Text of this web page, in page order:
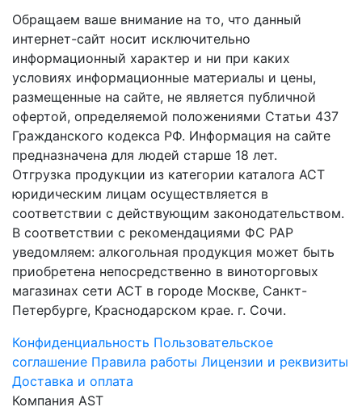
Обращаем ваше внимание на то, что данный
интернет-сайт носит исключительно
информационный характер и ни при каких
условиях информационные материалы и цены,
размещенные на сайте, не является публичной
офертой, определяемой положениями Статьи 437
Гражданского кодекса РФ. Информация на сайте
предназначена для людей старше 18 лет.
Отгрузка продукции из категории каталога АСТ
юридическим лицам осуществляется в
соответствии с действующим законодательством.
В соответствии с рекомендациями ФС РАР
уведомляем: алкогольная продукция может быть
приобретена непосредственно в виноторговых
магазинах сети АСТ в городе Москве, Санкт-
Петербурге, Краснодарском крае. г. Сочи.
Конфиденциальность Пользовательское
соглашение Правила работы Лицензии и реквизиты
Доставка и оплата
Компания AST